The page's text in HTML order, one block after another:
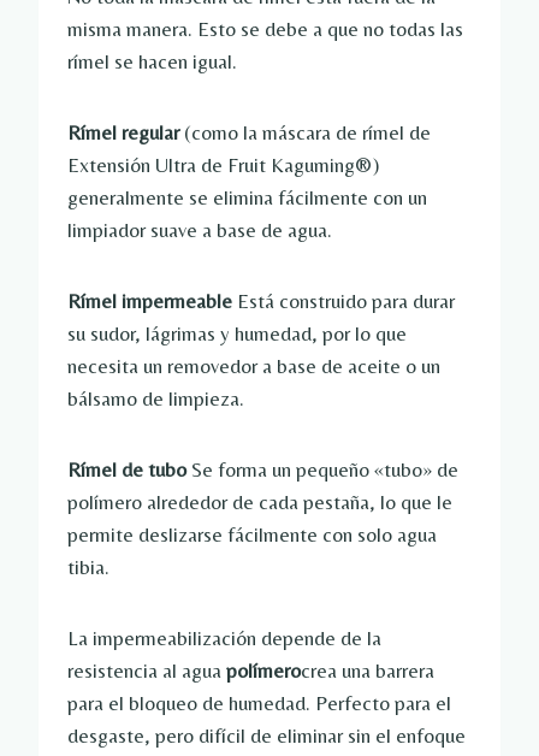
misma manera. Esto se debe a que no todas las
rímel se hacen igual.
Rímel regular (como la máscara de rímel de
Extensión Ultra de Fruit Kaguming®)
generalmente se elimina fácilmente con un
limpiador suave a base de agua.
Rímel impermeable Está construido para durar
su sudor, lágrimas y humedad, por lo que
necesita un removedor a base de aceite o un
bálsamo de limpieza.
Rímel de tuboSe forma un pequeño «tubo» de
polímero alrededor de cada pestaña, lo que le
permite deslizarse fácilmente con solo agua
tibia.
La impermeabilización depende de la
resistencia al agua polímerocrea una barrera
para el bloqueo de humedad. Perfecto para el
desgaste, pero difícil de eliminar sin el enfoque